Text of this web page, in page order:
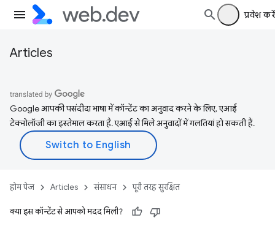
प्रवेश करें
Articles
Google आपकी पसंदीदा भाषा में कॉन्टेंट का अनुवाद करने के लिए, एआई
टेक्नोलॉजी का इस्तेमाल करता है. एआई से मिले अनुवादों में गलतियां हो सकती हैं.
होम पेज Articles संसाधन पूरी तरह सुरक्षित
क्या इस कॉन्टेंट से आपको मदद मिली?